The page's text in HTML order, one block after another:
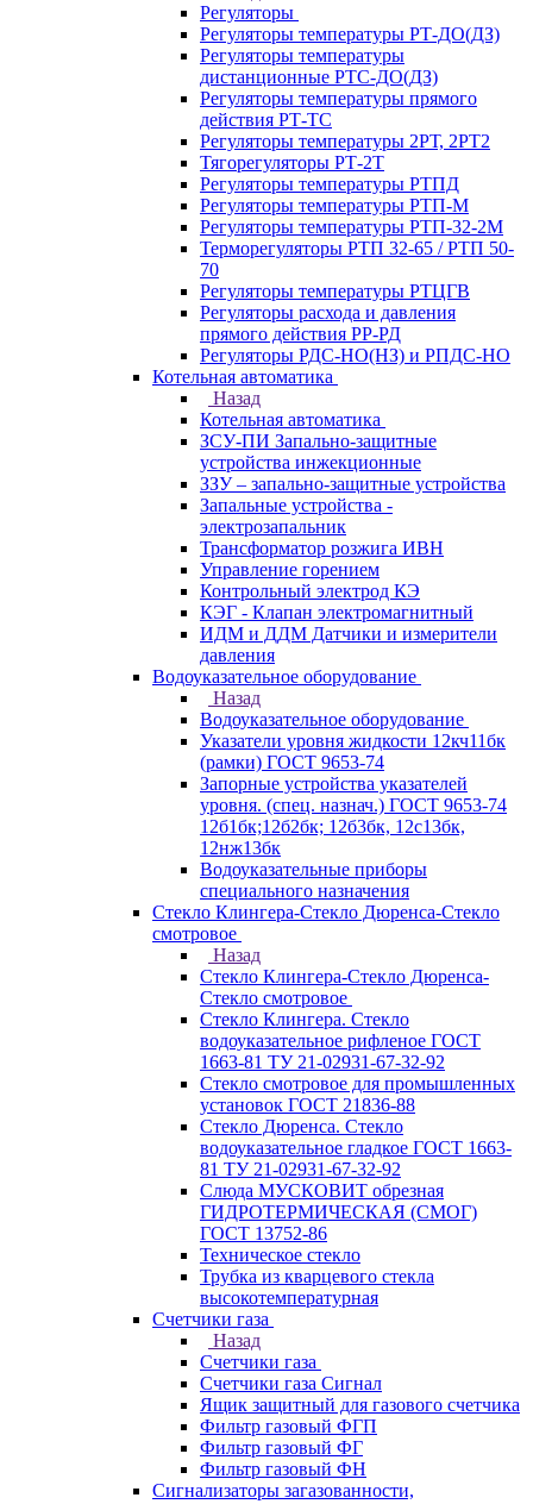
Регуляторы
Регуляторы температуры РТ-ДО(ДЗ)
Регуляторы температуры
дистанционные РТС-ДО(ДЗ)
Регуляторы температуры прямого
действия РТ-ТС
Регуляторы температуры 2РТ, 2РT2
Тягорегуляторы РТ-2Т
Регуляторы температуры РТПД
Регуляторы температуры РТП-M
Регуляторы температуры РТП-32-2М
Терморегуляторы РТП 32-65 / РТП 50-
70
Регуляторы температуры РТЦГВ
Регуляторы расхода и давления
прямого действия РР-РД
Регуляторы РДС-НО(НЗ) и РПДС-НО
Котельная автоматика
Назад
Котельная автоматика
ЗСУ-ПИ Запально-защитные
устройства инжекционные
ЗЗУ – запально-защитные устройства
Запальные устройства -
электрозапальник
Трансформатор розжига ИВН
Управление горением
Контрольный электрод КЭ
КЭГ - Клапан электромагнитный
ИДМ и ДДМ Датчики и измерители
давления
Водоуказательное оборудование
Назад
Водоуказательное оборудование
Указатели уровня жидкости 12кч11бк
(рамки) ГОСТ 9653-74
Запорные устройства указателей
уровня. (спец. назнач.) ГОСТ 9653-74
12б1бк;12б2бк; 12б3бк, 12с13бк,
12нж13бк
Водоуказательные приборы
специального назначения
Стекло Клингера-Стекло Дюренса-Стекло
смотровое
Назад
Стекло Клингера-Стекло Дюренса-
Стекло смотровое
Стекло Клингера. Стекло
водоуказательное рифленое ГОСТ
1663-81 ТУ 21-02931-67-32-92
Стекло смотровое для промышленных
установок ГОСТ 21836-88
Стекло Дюренса. Стекло
водоуказательное гладкое ГОСТ 1663-
81 ТУ 21-02931-67-32-92
Слюда МУСКОВИТ обрезная
ГИДРОТЕРМИЧЕСКАЯ (СМОГ)
ГОСТ 13752-86
Техническое стекло
Трубка из кварцевого стекла
высокотемпературная
Счетчики газа
Назад
Счетчики газа
Счетчики газа Сигнал
Ящик защитный для газового счетчика
Фильтр газовый ФГП
Фильтр газовый ФГ
Фильтр газовый ФН
Сигнализаторы загазованности,